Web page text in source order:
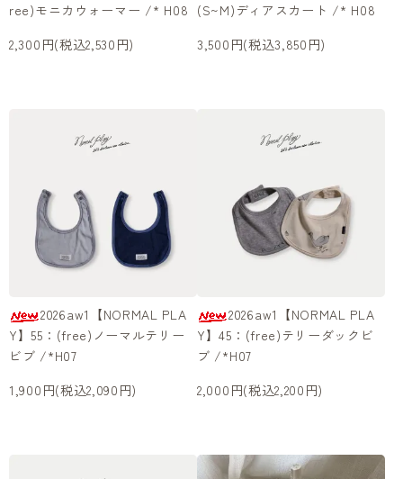
ree)モニカウォーマー /* H08
2,300円(税込2,530円)
(S~M)ディアスカート /* H08
3,500円(税込3,850円)
2026aw1【NORMAL PLA
Y】55：(free)ノーマルテリー
ビブ /*H07
1,900円(税込2,090円)
2026aw1【NORMAL PLA
Y】45：(free)テリーダックビ
ブ /*H07
2,000円(税込2,200円)